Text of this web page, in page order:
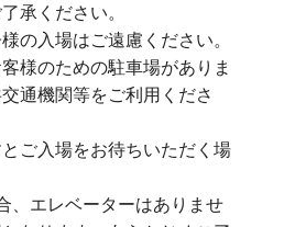
承ください。
の入場はご遠慮ください。
様のための駐車場がありま
通機関等をご利用くださ
ご入場をお待ちいただく場
、エレベーターはありませ